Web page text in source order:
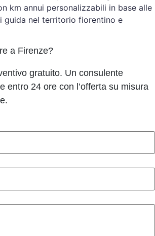
km annui personalizzabili in base alle
guida nel territorio fiorentino e
a Firenze?
gratuito. Un consulente
entro 24 ore con l’offerta su misura